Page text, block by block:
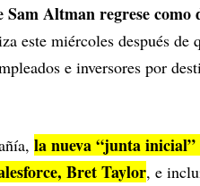
Sam Altman regrese
este miércoles después
e inversores por
la nueva “junta
Bret Taylor, e